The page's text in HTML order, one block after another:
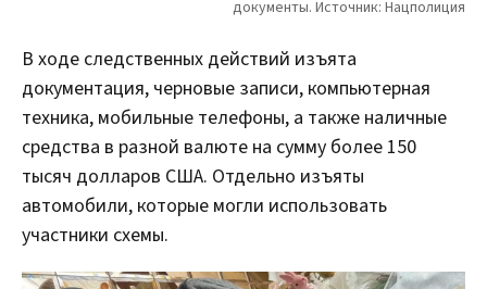
В ходе следственных действий изъята
документация, черновые записи, компьютерная
техника, мобильные телефоны, а также наличные
средства в разной валюте на сумму более 150
тысяч долларов США. Отдельно изъяты
автомобили, которые могли использовать
участники схемы.